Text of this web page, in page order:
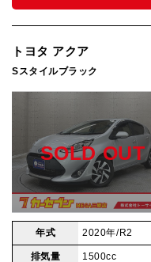
トヨタ アクア
Sスタイルブラック
SOLD OUT
年式 2020年/R2
排気量 1500cc